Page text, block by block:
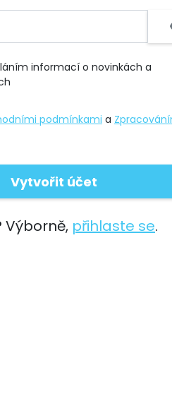
informací o novinkách a
podmínkami a
Výborně, přihlaste se.